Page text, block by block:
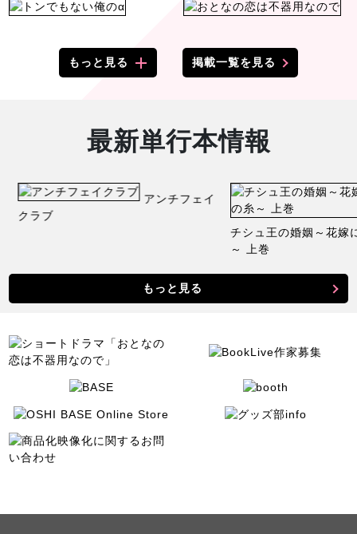
もっと見る 掲載一覧を見る
最新単行本情報
アンチフェイ
クラブ
チシュ王の婚姻～花嫁
～ 上巻
もっと見る